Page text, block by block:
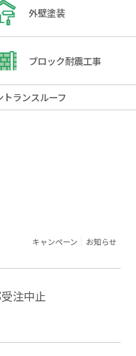
外壁塗装
ブロック耐震工事
トランスルーフ
キャンペーン お知らせ
注中止